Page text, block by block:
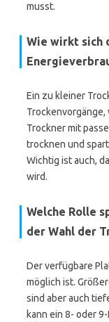
musst.
Wie wirkt sich
Ein zu kleiner
Trockenvorgänge,
Trockner mit
trocknen und
Wichtig ist auch,
wird.
Welche Rolle
der Wahl der
Der verfügbare
möglich ist.
sind aber auch
kann ein 8- oder